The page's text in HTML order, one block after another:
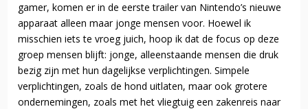
gamer, komen er in de eerste trailer van Nintendo’s nieuwe
apparaat alleen maar jonge mensen voor. Hoewel ik
misschien iets te vroeg juich, hoop ik dat de focus op deze
groep mensen blijft: jonge, alleenstaande mensen die druk
bezig zijn met hun dagelijkse verplichtingen. Simpele
verplichtingen, zoals de hond uitlaten, maar ook grotere
ondernemingen, zoals met het vliegtuig een zakenreis naar